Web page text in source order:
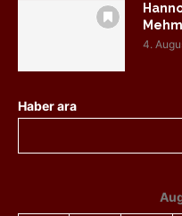
4.
Haber ara